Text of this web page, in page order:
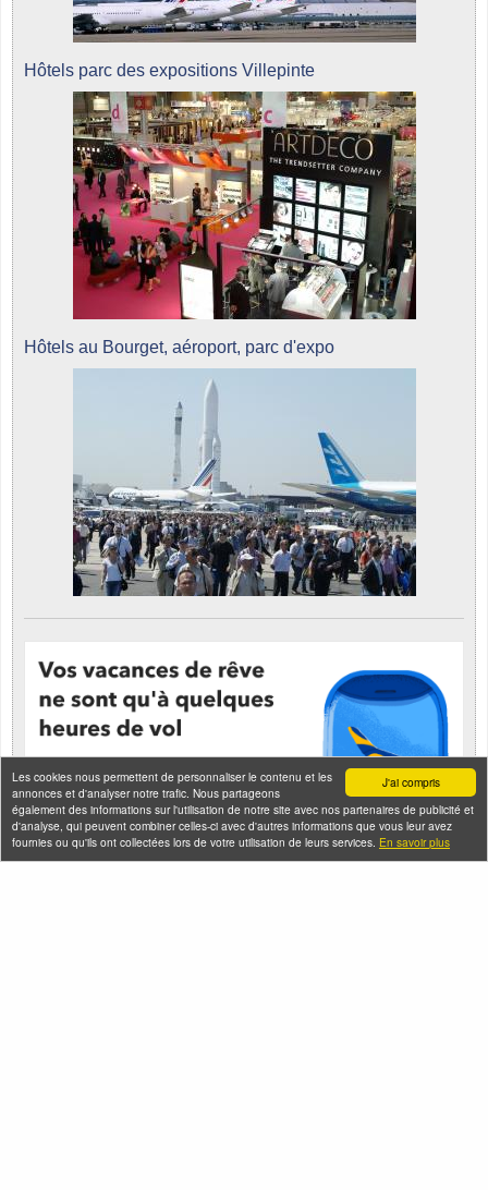
J'ai compris
Les cookies nous permettent de personnaliser le contenu et les
annonces et d'analyser notre trafic. Nous partageons
également des informations sur l'utilisation de notre site avec nos partenaires de publicité et
d'analyse, qui peuvent combiner celles-ci avec d'autres informations que vous leur avez
fournies ou qu'ils ont collectées lors de votre utilisation de leurs services. En savoir plus
Hôtels parc des expositions Villepinte
Hôtels au Bourget, aéroport, parc d'expo